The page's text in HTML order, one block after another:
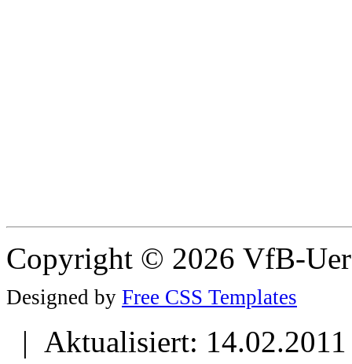
Copyright © 2026 VfB-
Designed by Free CSS Templates
| Aktualisiert: 14.02.2011